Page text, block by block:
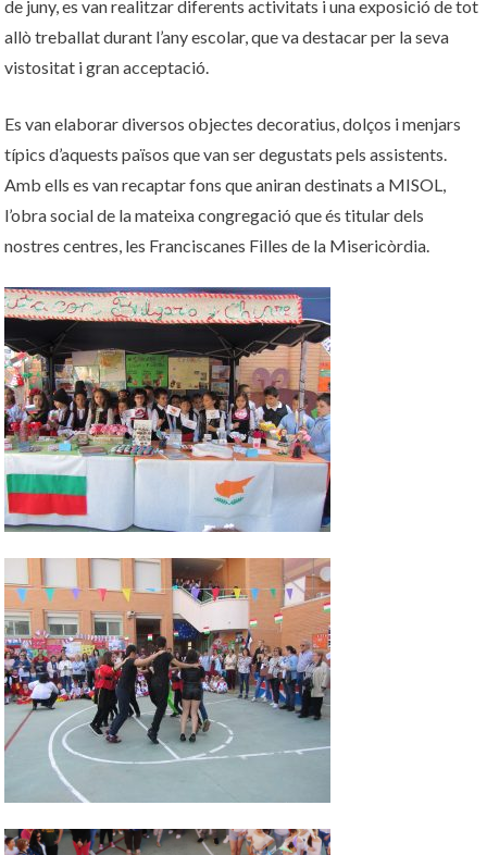
de juny, es van realitzar diferents activitats i una exposició de tot
allò treballat durant l’any escolar, que va destacar per la seva
vistositat i gran acceptació.
Es van elaborar diversos objectes decoratius, dolços i menjars
típics d’aquests països que van ser degustats pels assistents.
Amb ells es van recaptar fons que aniran destinats a MISOL,
l’obra social de la mateixa congregació que és titular dels
nostres centres, les Franciscanes Filles de la Misericòrdia.